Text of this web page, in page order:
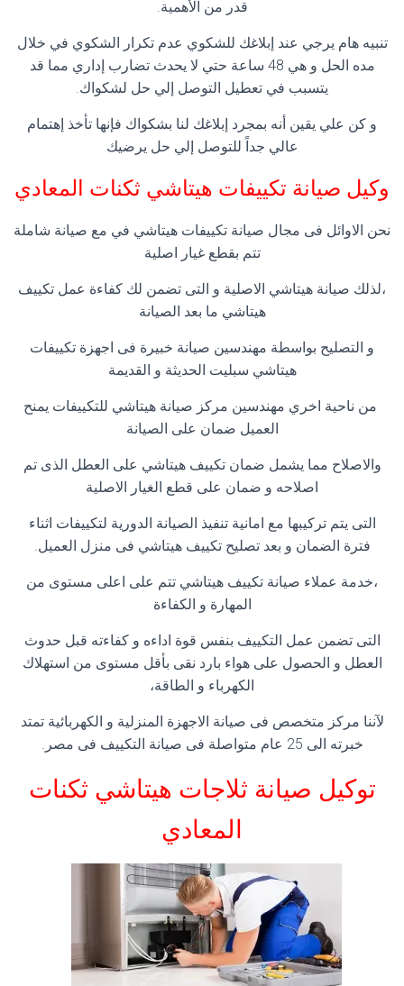
قدر من الأهمية.
تنبيه هام يرجي عند إبلاغك للشكوي عدم تكرار الشكوي في خلال
مده الحل و هي 48 ساعة حتي لا يحدث تضارب إداري مما قد
يتسبب في تعطيل التوصل إلي حل لشكواك.
و كن علي يقين أنه بمجرد إبلاغك لنا بشكواك فإنها تأخذ إهتمام
عالي جداً للتوصل إلي حل يرضيك
وكيل صيانة تكييفات هيتاشي ثكنات المعادي
نحن الاوائل فى مجال صيانة تكييفات هيتاشي في مع صيانة شاملة
تتم بقطع غيار اصلية
،لذلك صيانة هيتاشي الاصلية و التى تضمن لك كفاءة عمل تكييف
هيتاشي ما بعد الصيانة
و التصليح بواسطة مهندسين صيانة خبيرة فى اجهزة تكييفات
هيتاشي سبليت الحديثة و القديمة
من ناحية اخري مهندسين مركز صيانة هيتاشي للتكييفات يمنح
العميل ضمان على الصيانة
والاصلاح مما يشمل ضمان تكييف هيتاشي على العطل الذى تم
اصلاحه و ضمان على قطع الغيار الاصلية
التى يتم تركيبها مع امانية تنفيذ الصيانة الدورية لتكييفات اثناء
فترة الضمان و بعد تصليح تكييف هيتاشي فى منزل العميل.
،خدمة عملاء صيانة تكييف هيتاشي تتم على اعلى مستوى من
المهارة و الكفاءة
التى تضمن عمل التكييف بنفس قوة اداءه و كفاءته قبل حدوث
العطل و الحصول على هواء بارد نقى بأقل مستوى من استهلاك
الكهرباء و الطاقة،
لآننا مركز متخصص فى صيانة الاجهزة المنزلية و الكهربائية تمتد
خبرته الى 25 عام متواصلة فى صيانة التكييف فى مصر.
توكيل صيانة ثلاجات هيتاشي ثكنات
المعادي